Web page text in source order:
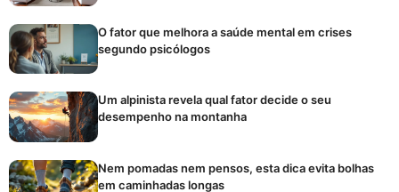
O fator que melhora a saúde mental em crises
segundo psicólogos
Um alpinista revela qual fator decide o seu
desempenho na montanha
Nem pomadas nem pensos, esta dica evita bolhas
em caminhadas longas